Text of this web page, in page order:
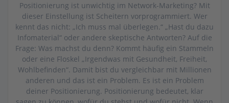
Positionierung ist unwichtig im Network-Marketing? Mit
dieser Einstellung ist Scheitern vorprogrammiert. Wer
kennt das nicht: „Ich muss mal überlegen.“ „Hast du dazu
Infomaterial“ oder andere skeptische Antworten? Auf die
Frage: Was machst du denn? Kommt häufig ein Stammeln
oder eine Floskel „Irgendwas mit Gesundheit, Freiheit,
Wohlbefinden“. Damit bist du vergleichbar mit Millionen
anderen und das ist ein Problem. Es ist ein Problem
deiner Positionierung. Positionierung bedeutet, klar